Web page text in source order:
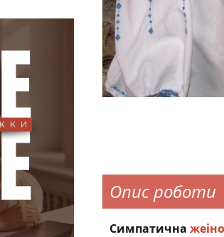
Опис роботи
Симпатична